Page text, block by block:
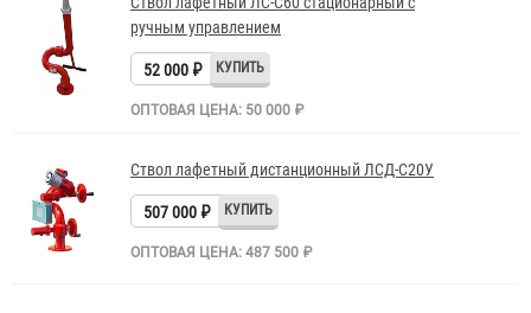
ручным управлением
52 000 ₽
ОПТОВАЯ ЦЕНА: 50 000 ₽
Ствол лафетный дистанционный ЛСД-С20У
507 000 ₽
ОПТОВАЯ ЦЕНА: 487 500 ₽